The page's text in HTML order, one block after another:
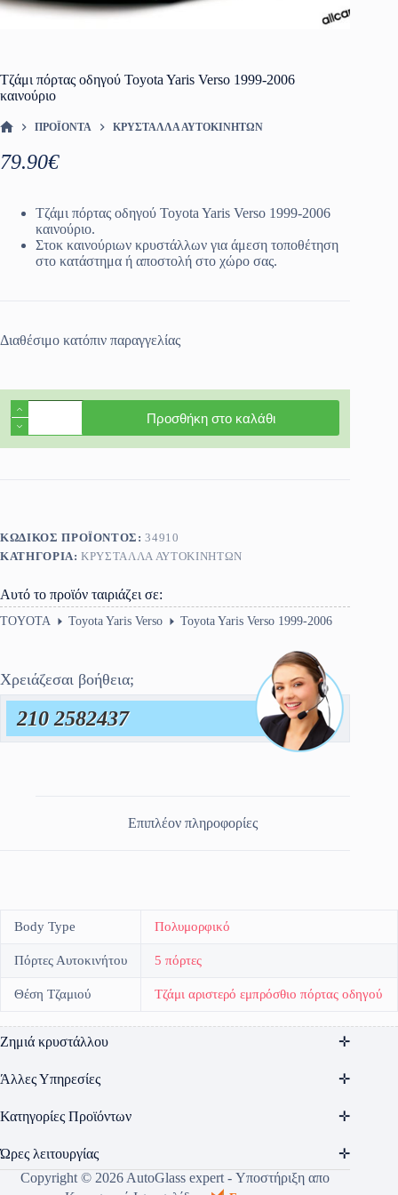
Τζάμι πόρτας οδηγού Toyota Yaris Verso 1999-2006
καινούριο
ΠΡΟΪΌΝΤΑ ΚΡΎΣΤΑΛΛΑ ΑΥΤΟΚΙΝΉΤΩΝ
79.90€
Τζάμι πόρτας οδηγού Toyota Yaris Verso 1999-2006
καινούριο.
Στοκ καινούριων κρυστάλλων για άμεση τοποθέτηση
στο κατάστημα ή αποστολή στο χώρο σας.
Διαθέσιμο κατόπιν παραγγελίας
Τζάμι
πόρτας
οδηγού
Toyota
ποσότητα
Προσθήκη στο καλάθι
ΚΩΔΙΚΌΣ ΠΡΟΪΌΝΤΟΣ:34910
ΚΑΤΗΓΟΡΊΑ:ΚΡΎΣΤΑΛΛΑ ΑΥΤΟΚΙΝΉΤΩΝ
Αυτό το προϊόν ταιριάζει σε:
TOYOTA Toyota Yaris Verso Toyota Yaris Verso 1999-2006
Χρειάζεσαι βοήθεια;
210 2582437
Επιπλέον πληροφορίες
Body Type Πολυμορφικό
Πόρτες Αυτοκινήτου 5 πόρτες
Θέση Τζαμιού Τζάμι αριστερό εμπρόσθιο πόρτας οδηγού
Ζημιά κρυστάλλου
Άλλες Υπηρεσίες
Κατηγορίες Προϊόντων
Ώρες λειτουργίας
Copyright © 2026 AutoGlass expert - Υποστήριξη απο